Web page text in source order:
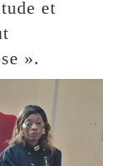
et
».